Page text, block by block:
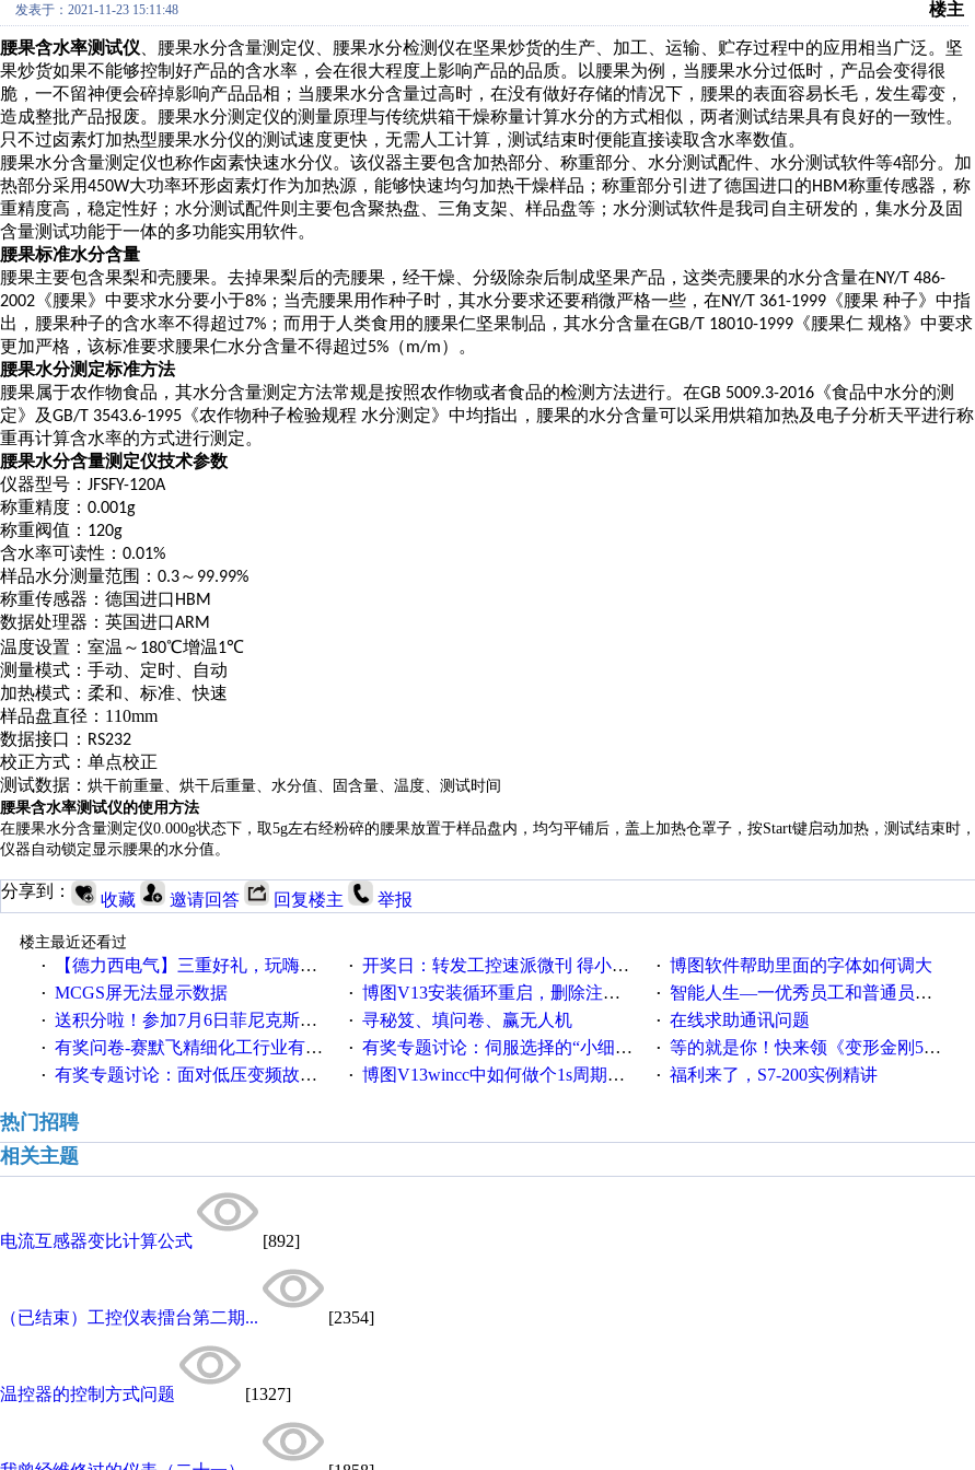
发表于：2021-11-23 15:11:48 楼主
腰果含水率测试仪 、腰果水分含量测定仪、腰果水分检测仪在坚果炒货的生产、加工、运输、贮存过程中的应用相当广泛。坚
果炒货如果不能够控制好产品的含水率，会在很大程度上影响产品的品质。以腰果为例，当腰果水分过低时，产品会变得很
脆，一不留神便会碎掉影响产品品相；当腰果水分含量过高时，在没有做好存储的情况下，腰果的表面容易长毛，发生霉变，
造成整批产品报废。腰果水分测定仪的测量原理与传统烘箱干燥称量计算水分的方式相似，两者测试结果具有良好的一致性。
只不过卤素灯加热型腰果水分仪的测试速度更快，无需人工计算，测试结束时便能直接读取含水率数值。
腰果水分含量测定仪也称作卤素快速水分仪。该仪器主要包含加热部分、称重部分、水分测试配件、水分测试软件等4部分。加
热部分采用450W大功率环形卤素灯作为加热源，能够快速均匀加热干燥样品；称重部分引进了德国进口的HBM称重传感器，称
重精度高，稳定性好；水分测试配件则主要包含聚热盘、三角支架、样品盘等；水分测试软件是我司自主研发的，集水分及固
含量测试功能于一体的多功能实用软件。
腰果标准水分含量
腰果主要包含果梨和壳腰果。去掉果梨后的壳腰果，经干燥、分级除杂后制成坚果产品，这类壳腰果的水分含量在NY/T 486-
2002 《腰果》中要求水分要小于8% ；当壳腰果用作种子时，其水分要求还要稍微严格一些，在NY/T 361-1999 《腰果 种子》中指
出，腰果种子的含水率不得超过7% ；而用于人类食用的腰果仁坚果制品，其水分含量在GB/T 18010-1999 《腰果仁 规格》中要求
更加严格，该标准要求腰果仁水分含量不得超过5% （m/m）。
腰果水分测定标准方法
腰果属于农作物食品，其水分含量测定方法常规是按照农作物或者食品的检测方法进行。在GB 5009.3-2016 《食品中水分的测
定》及GB/T 3543.6-1995 《农作物种子检验规程 水分测定》中均指出，腰果的水分含量可以采用烘箱加热及电子分析天平进行称
重再计算含水率的方式进行测定。
腰果水分含量测定仪技术参数
仪器型号： JFSFY-120A
称重精度： 0.001g
称重阀值： 120g
含水率可读性： 0.01%
样品水分测量范围： 0.3～ 99.99%
称重传感器：德国进口 HBM
数据处理器：英国进口ARM
温度设置：室温～ 180℃增温1℃
测量模式：手动、定时、自动
加热模式：柔和、标准、快速
样品盘直径： 110mm
数据接口： RS232
校正方式：单点校正
测试数据： 烘干前重量、烘干后重量、水分值、固含量、温度、测试时间
腰果含水率测试仪的使用方法
在腰果水分含量测定仪0.000g状态下，取5g左右经粉碎的腰果放置于样品盘内，均匀平铺后，盖上加热仓罩子，按Start键启动加热，测试结束时，
仪器自动锁定显示腰果的水分值。
分享到： 收藏 邀请回答 回复楼主 举报
楼主最近还看过
·
【德力西电气】三重好礼，玩嗨夏日！ · 开奖日：转发工控速派微刊 得小米手环 中奖通知 · 博图软件帮助里面的字体如何调大
· MCGS屏无法显示数据 · 博图V13安装循环重启，删除注册表信息没有用 · 智能人生—一优秀员工和普通员工差别，精辟到位！
· 送积分啦！参加7月6日菲尼克斯在线研讨会即得 · 寻秘笈、填问卷、赢无人机 · 在线求助通讯问题
· 有奖问卷-赛默飞精细化工行业有奖调查来袭！ · 有奖专题讨论：伺服选择的“小细节大学问”奖励公告 · 等的就是你！快来领《变形金刚5》观影券
· 有奖专题讨论：面对低压变频故障，老手是这样解决的！ · 博图V13wincc中如何做个1s周期循环的脚本 · 福利来了，S7-200实例精讲
热门招聘
相关主题
电流互感器变比计算公式 [892]
（已结束）工控仪表擂台第二期... [2354]
温控器的控制方式问题 [1327]